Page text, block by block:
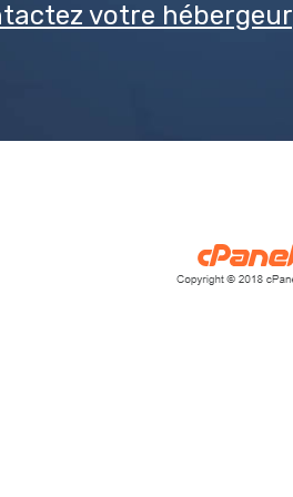
votre hébergeur